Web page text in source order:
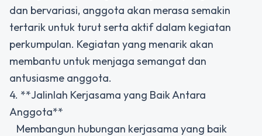
dan bervariasi, anggota akan merasa semakin
tertarik untuk turut serta aktif dalam kegiatan
perkumpulan. Kegiatan yang menarik akan
membantu untuk menjaga semangat dan
antusiasme anggota.
4. **Jalinlah Kerjasama yang Baik Antara
Anggota**
Membangun hubungan kerjasama yang baik